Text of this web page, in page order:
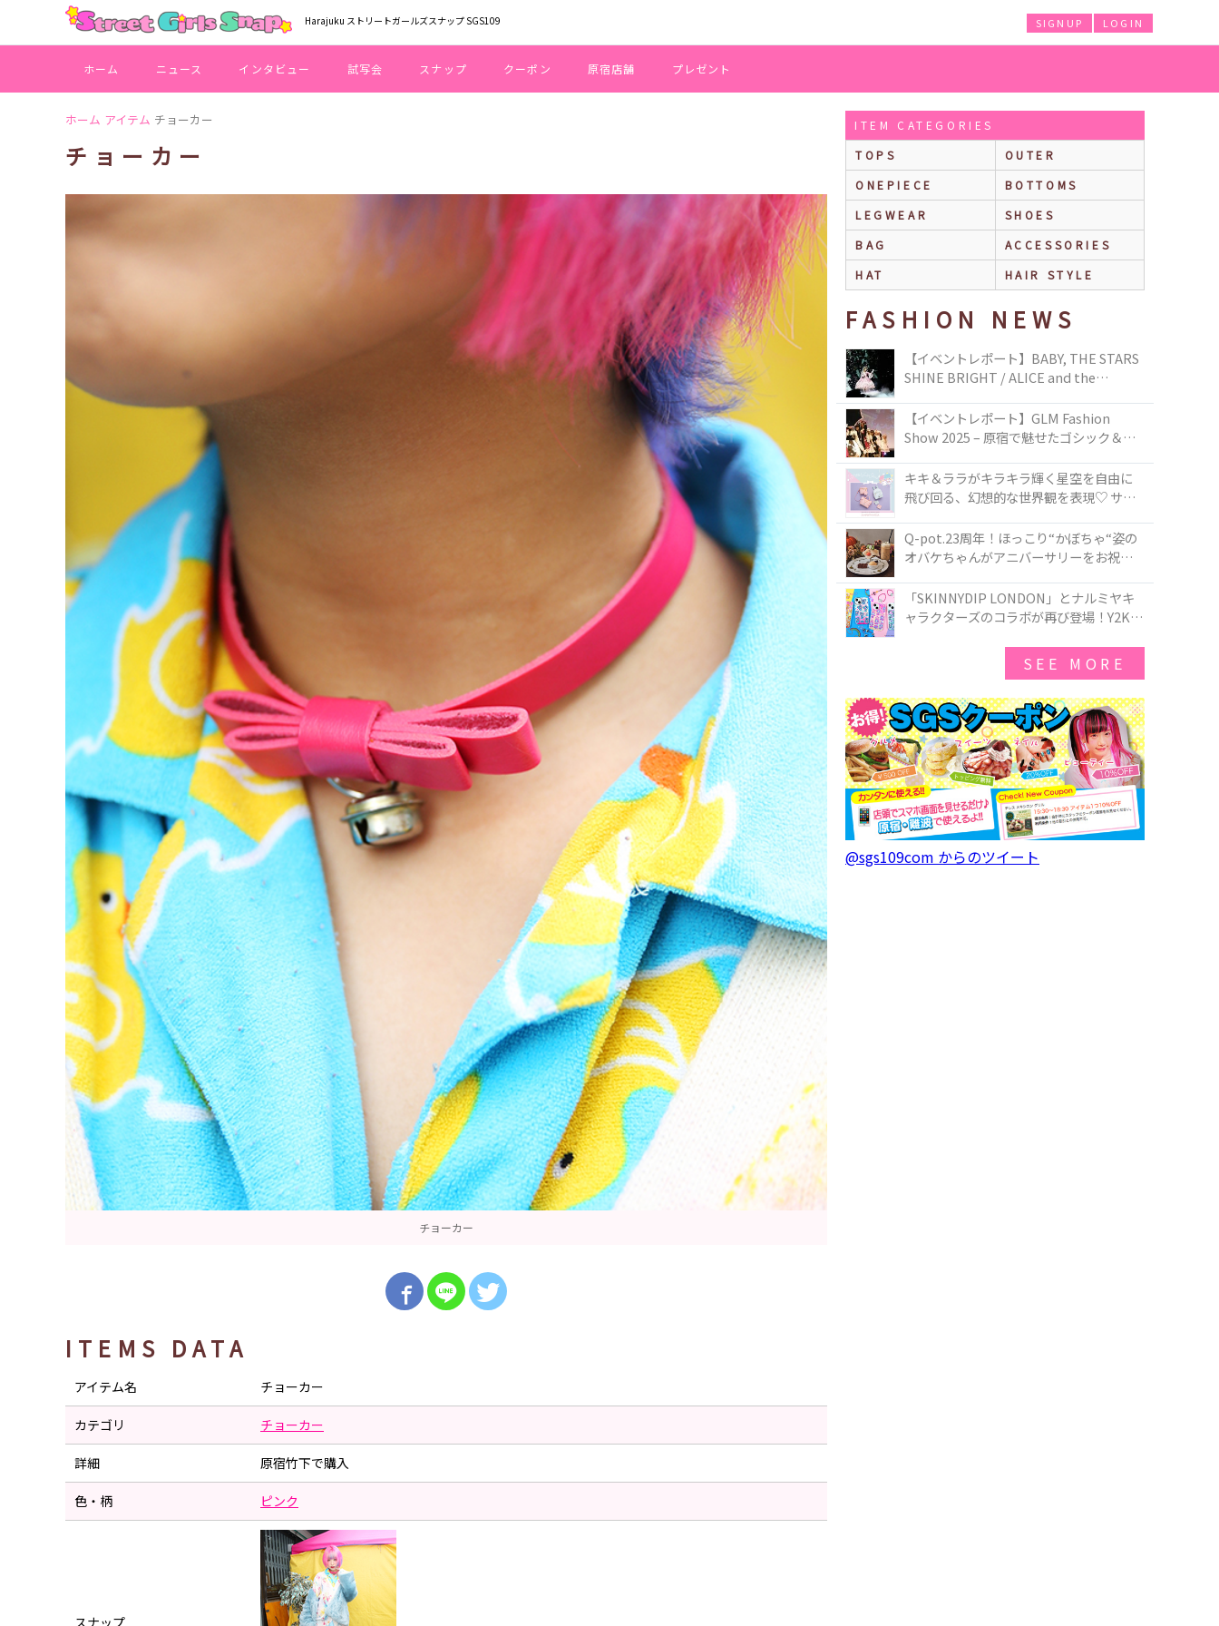
Harajuku ストリートガールズスナップ SGS109 LOGIN
SIGNUP
ホーム ニュース インタビュー 試写会 スナップ クーポン 原宿店舗 プレゼント
ホーム アイテム チョーカー
チョーカー
チョーカー
ITEMS DATA
アイテム名 チョーカー
カテゴリ チョーカー
詳細 原宿竹下で購入
色・柄 ピンク
スナップ
ITEM CATEGORIES
TOPS
OUTER
ONEPIECE
BOTTOMS
LEGWEAR
SHOES
BAG
ACCESSORIES
HAT
HAIR STYLE
FASHION NEWS
【イベントレポート】BABY, THE STARS
SHINE BRIGHT / ALICE and the
TOKYO
【イベントレポート】GLM Fashion
Show 2025 – 原宿で魅せたゴシック＆ロ
キキ＆ララがキラキラ輝く星空を自由に
飛び回る、幻想的な世界観を表現♡ サマ
50周年アニバーサリーイヤー』を記念し
たコレクションが登場
Q-pot.23周年！ほっこり“かぼちゃ“姿の
オバケちゃんがアニバーサリーをお祝い
ー」が新発売！Q-pot CAFE.では「かぼち
ゃのオバケーキプレート」も登場
「SKINNYDIP LONDON」とナルミヤキ
ャラクターズのコラボが再び登場！Y2Kム
SEE MORE
@sgs109com からのツイート